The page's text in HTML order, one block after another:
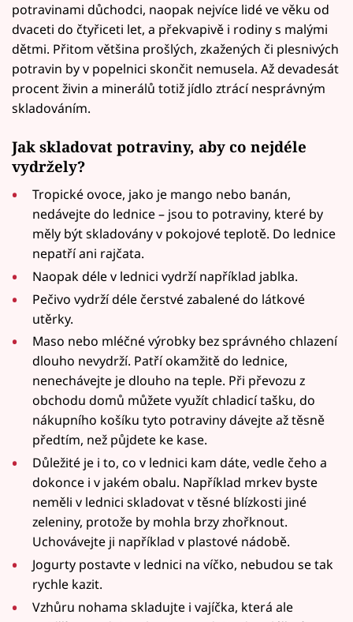
potravinami důchodci, naopak nejvíce lidé ve věku od
dvaceti do čtyřiceti let, a překvapivě i rodiny s malými
dětmi. Přitom většina prošlých, zkažených či plesnivých
potravin by v popelnici skončit nemusela. Až devadesát
procent živin a minerálů totiž jídlo ztrácí nesprávným
skladováním.
Jak skladovat potraviny, aby co nejdéle
vydržely?
Tropické ovoce, jako je mango nebo banán,
nedávejte do lednice – jsou to potraviny, které by
měly být skladovány v pokojové teplotě. Do lednice
nepatří ani rajčata.
Naopak déle v lednici vydrží například jablka.
Pečivo vydrží déle čerstvé zabalené do látkové
utěrky.
Maso nebo mléčné výrobky bez správného chlazení
dlouho nevydrží. Patří okamžitě do lednice,
nenechávejte je dlouho na teple. Při převozu z
obchodu domů můžete využít chladicí tašku, do
nákupního košíku tyto potraviny dávejte až těsně
předtím, než půjdete ke kase.
Důležité je i to, co v lednici kam dáte, vedle čeho a
dokonce i v jakém obalu. Například mrkev byste
neměli v lednici skladovat v těsné blízkosti jiné
zeleniny, protože by mohla brzy zhořknout.
Uchovávejte ji například v plastové nádobě.
Jogurty postavte v lednici na víčko, nebudou se tak
rychle kazit.
Vzhůru nohama skladujte i vajíčka, která ale